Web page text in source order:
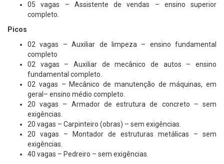
05 vagas – Assistente de vendas – ensino superior
completo.
Picos
02 vagas – Auxiliar de limpeza – ensino fundamental
completo
02 vagas – Auxiliar de mecânico de autos – ensino
fundamental completo.
02 vagas – Mecânico de manutenção de máquinas, em
geral– ensino médio completo.
20 vagas – Armador de estrutura de concreto – sem
exigências.
20 vagas – Carpinteiro (obras) – sem exigências.
20 vagas – Montador de estruturas metálicas – sem
exigências.
40 vagas – Pedreiro – sem exigências.